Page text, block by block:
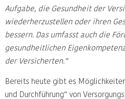
Aufgabe, die Gesundheit der
wiederherzustellen oder ihren
bessern. Das umfasst auch die
gesundheitlichen
der Versicherten.“
Bereits heute gibt es
und Durchführung“ von